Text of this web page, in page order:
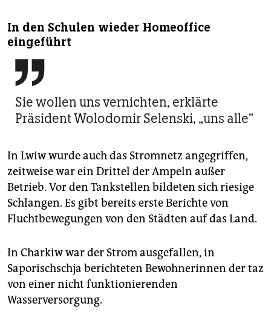
In den Schulen wieder Homeoffice
eingeführt

Sie wollen uns vernichten, erklärte
Präsident Wolodomir Selenski, „uns alle“
In Lwiw wurde auch das Stromnetz angegriffen,
zeitweise war ein Drittel der Ampeln außer
Betrieb. Vor den Tankstellen bildeten sich riesige
Schlangen. Es gibt bereits erste Berichte von
Fluchtbewegungen von den Städten auf das Land.
In Charkiw war der Strom ausgefallen, in
Saporischschja berichteten Bewohnerinnen der taz
von einer nicht funktionierenden
Wasserversorgung.